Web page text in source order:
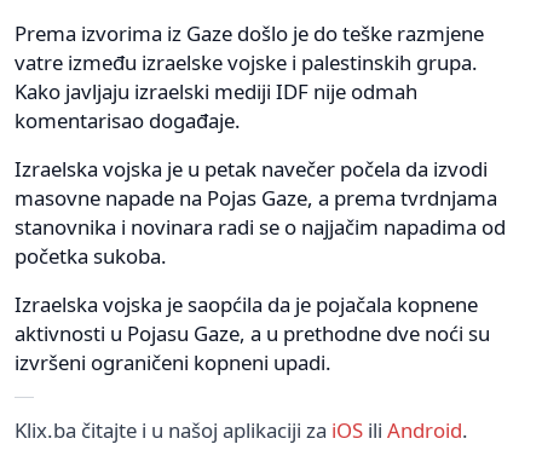
Prema izvorima iz Gaze došlo je do teške razmjene
vatre između izraelske vojske i palestinskih grupa.
Kako javljaju izraelski mediji IDF nije odmah
komentarisao događaje.
Izraelska vojska je u petak navečer počela da izvodi
masovne napade na Pojas Gaze, a prema tvrdnjama
stanovnika i novinara radi se o najjačim napadima od
početka sukoba.
Izraelska vojska je saopćila da je pojačala kopnene
aktivnosti u Pojasu Gaze, a u prethodne dve noći su
izvršeni ograničeni kopneni upadi.
Klix.ba čitajte i u našoj aplikaciji za iOS ili Android.